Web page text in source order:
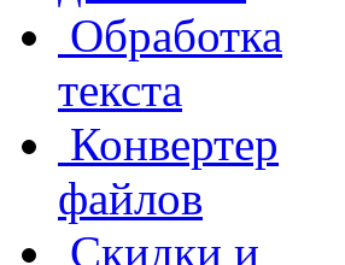
Обработка
текста
Конвертер
файлов
Скидки и